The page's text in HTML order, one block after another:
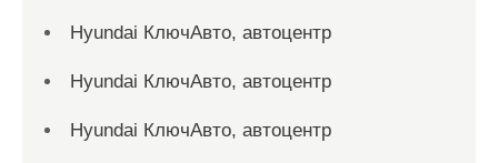
Hyundai КлючАвто, автоцентр
Hyundai КлючАвто, автоцентр
Hyundai КлючАвто, автоцентр